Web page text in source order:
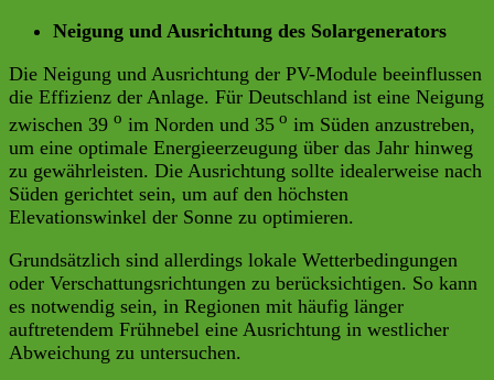
Neigung und Ausrichtung des Solargenerators
Die Neigung und Ausrichtung der PV-Module beeinflussen
die Effizienz der Anlage. Für Deutschland ist eine Neigung
zwischen 39 o im Norden und 35 o im Süden anzustreben,
um eine optimale Energieerzeugung über das Jahr hinweg
zu gewährleisten. Die Ausrichtung sollte idealerweise nach
Süden gerichtet sein, um auf den höchsten
Elevationswinkel der Sonne zu optimieren.
Grundsätzlich sind allerdings lokale Wetterbedingungen
oder Verschattungsrichtungen zu berücksichtigen. So kann
es notwendig sein, in Regionen mit häufig länger
auftretendem Frühnebel eine Ausrichtung in westlicher
Abweichung zu untersuchen.